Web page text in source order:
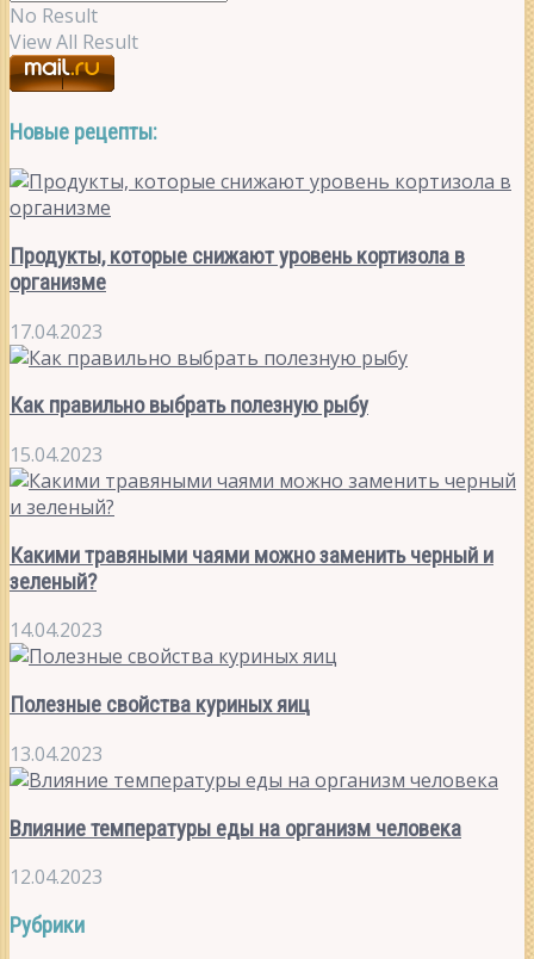
No Result
View All Result
Новые рецепты:
Продукты, которые снижают уровень кортизола в
организме
17.04.2023
Как правильно выбрать полезную рыбу
15.04.2023
Какими травяными чаями можно заменить черный и
зеленый?
14.04.2023
Полезные свойства куриных яиц
13.04.2023
Влияние температуры еды на организм человека
12.04.2023
Рубрики